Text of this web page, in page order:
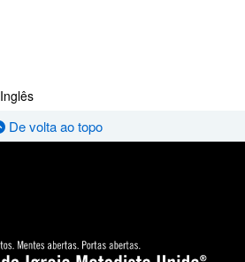
Inglês
De volta ao topo